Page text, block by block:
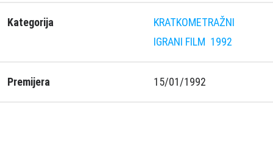
Kategorija
KRATKOMETRAŽNI
IGRANI FILM 1992
Premijera 15/01/1992